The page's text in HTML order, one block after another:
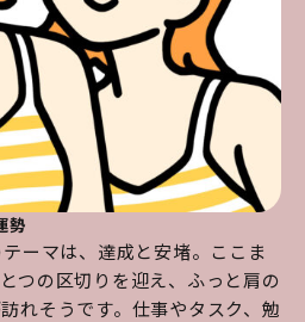
勢
ーマは、達成と安堵。ここま
つの区切りを迎え、ふっと肩の
れそうです。仕事やタスク、勉